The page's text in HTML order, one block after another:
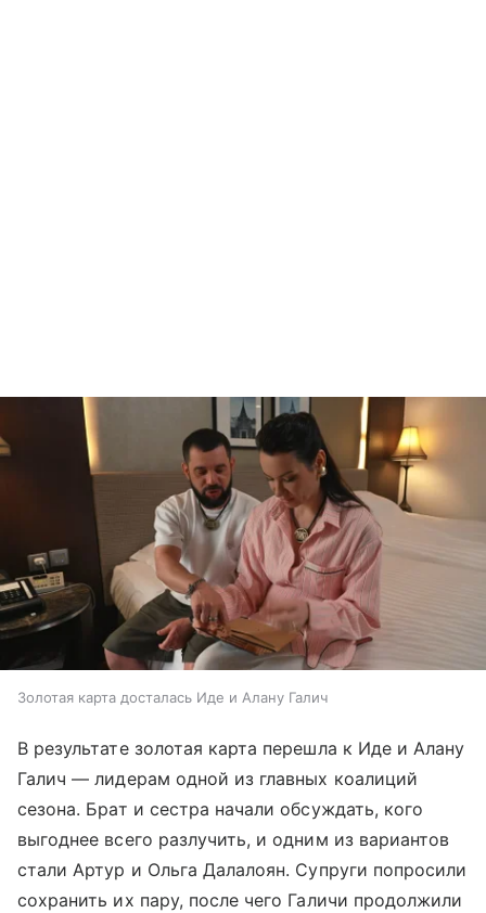
Золотая карта досталась Иде и Алану Галич
В результате золотая карта перешла к Иде и Алану
Галич — лидерам одной из главных коалиций
сезона. Брат и сестра начали обсуждать, кого
выгоднее всего разлучить, и одним из вариантов
стали Артур и Ольга Далалоян. Супруги попросили
сохранить их пару, после чего Галичи продолжили